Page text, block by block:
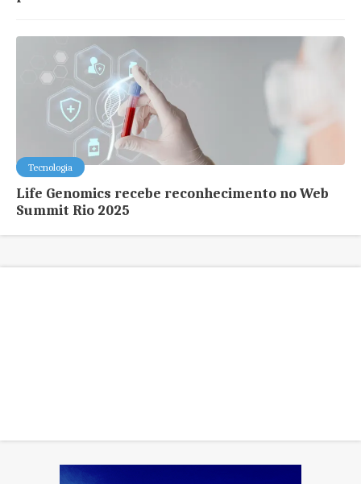
Tecnologia
Life Genomics recebe reconhecimento no Web
Summit Rio 2025